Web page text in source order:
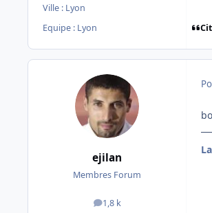
Ville : Lyon
Equipe : Lyon
ejilan
Membres Forum
1,8 k
messages